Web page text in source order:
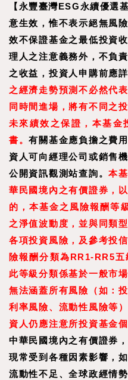
【永豐臺灣ESG永續優選
意生效，惟不表示絕無風
效不保證基金之最低投資
理人之注意義務外，不負
之收益，投資人申購前應
之經濟走勢預測不必然代
同時間進場，將有不同之
未來績效之保證，本基金
書。有關基金應負擔之費
資人可向經理公司或銷售
公開資訊觀測站查詢。本
華民國境內之有價證券，
的，本基金之風險報酬等
之淨值波動度，並與同類
各項投資風險，及參考投
險報酬分類為RR1-RR5五
此等級分類係基於一般市
無法涵蓋所有風險（如：
利率風險、流動性風險等
資人仍應注意所投資基金
中華民國境內之有價證券
現常受到各種因素影響，
流動性不足、全球政經情